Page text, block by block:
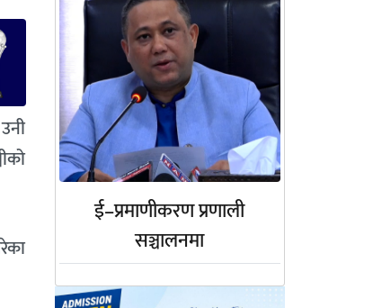
ई–प्रमाणीकरण प्रणाली
सञ्चालनमा